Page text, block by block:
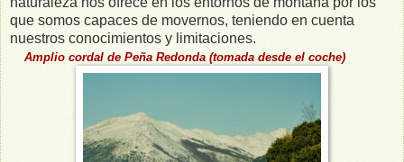
que somos capaces de movernos, teniendo en cuenta
nuestros conocimientos y limitaciones.
Amplio cordal de Peña Redonda (tomada desde el coche)